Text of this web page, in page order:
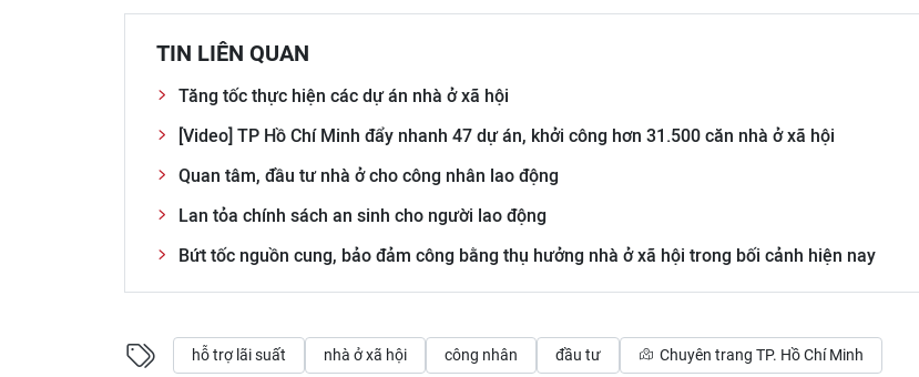
TIN LIÊN QUAN
Tăng tốc thực hiện các dự án nhà ở xã hội
[Video] TP Hồ Chí Minh đẩy nhanh 47 dự án, khởi công hơn 31.500 căn nhà ở xã hội
Quan tâm, đầu tư nhà ở cho công nhân lao động
Lan tỏa chính sách an sinh cho người lao động
Bứt tốc nguồn cung, bảo đảm công bằng thụ hưởng nhà ở xã hội trong bối cảnh hiện nay
hỗ trợ lãi suất nhà ở xã hội công nhân đầu tư Chuyên trang TP. Hồ Chí Minh